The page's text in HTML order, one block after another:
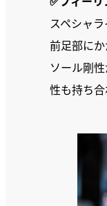
スペシャ
前足部にか
ソール剛
性も持ち合